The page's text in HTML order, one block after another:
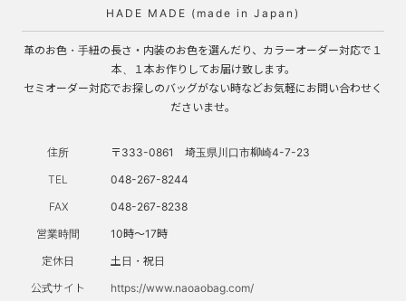
HADE MADE (made in Japan)
革のお色・手紐の長さ・内装のお色を選んだり、カラーオーダー対応で１
本、１本お作りしてお届け致します。
セミオーダー対応でお探しのバッグがない時などお気軽にお問い合わせく
ださいませ。
住所
〒333-0861 埼玉県川口市柳崎4-7-23
TEL
048-267-8244
FAX
048-267-8238
営業時間
10時～17時
定休日
土日・祝日
公式サイト
https://www.naoaobag.com/